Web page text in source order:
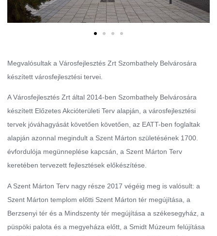
Megvalósultak a Városfejlesztés Zrt Szombathely Belvárosára
készített városfejlesztési tervei.
A Városfejlesztés Zrt által 2014-ben Szombathely Belvárosára
készített Előzetes Akcióterületi Terv alapján, a városfejlesztési
tervek jóváhagyását követően követően, az EATT-ben foglaltak
alapján azonnal megindult a Szent Márton születésének 1700.
évfordulója megünneplése kapcsán, a Szent Márton Terv
keretében tervezett fejlesztések előkészítése.
A Szent Márton Terv nagy része 2017 végéig meg is valósult: a
Szent Márton templom előtti Szent Márton tér megújítása, a
Berzsenyi tér és a Mindszenty tér megújítása a székesegyház, a
püspöki palota és a megyeháza előtt, a Smidt Múzeum felújítása